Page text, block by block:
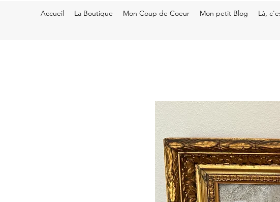
Accueil La Boutique Mon Coup de Coeur Mon petit Blog Là,